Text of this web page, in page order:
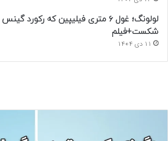
لولونگ؛ غول ۶ متری فیلیپین که رکورد گینس
شکست+فیلم
11 دی 1404